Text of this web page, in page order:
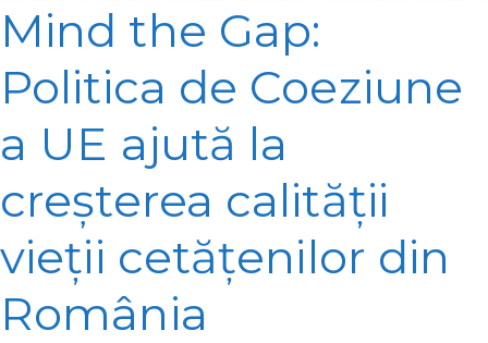
Mind the Gap:
Politica de Coeziune
a UE ajută la
creșterea calității
vieții cetățenilor din
România